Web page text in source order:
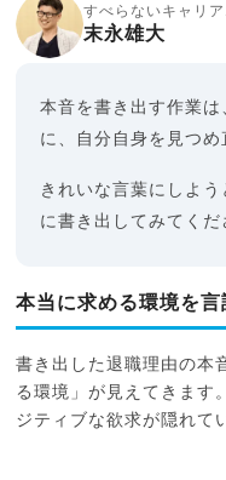
すべらないキャリ
末永雄大
本音を書き出す作業
に、自分自身を見つめ
きれいな言葉にしよ
に書き出してみてくだ
本当に求める環境を言
書き出した退職理由の本
る環境」が見えてきます
ジティブな欲求が隠れて